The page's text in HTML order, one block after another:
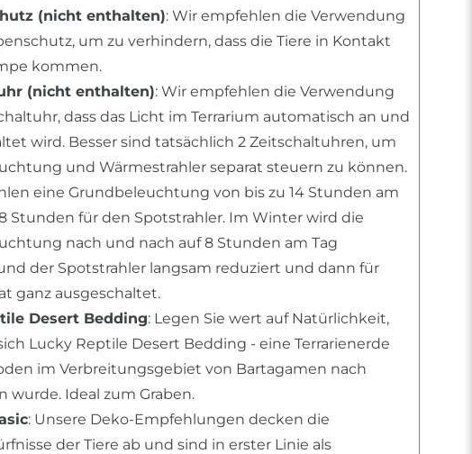
(nicht enthalten): Wir empfehlen die Verwendung
um zu verhindern, dass die Tiere in Kontakt
kommen.
(nicht enthalten): Wir empfehlen die Verwendung
dass das Licht im Terrarium automatisch an und
wird. Besser sind tatsächlich 2 Zeitschaltuhren, um
und Wärmestrahler separat steuern zu können.
eine Grundbeleuchtung von bis zu 14 Stunden am
Stunden für den Spotstrahler. Im Winter wird die
nach und nach auf 8 Stunden am Tag
der Spotstrahler langsam reduziert und dann für
ganz ausgeschaltet.
Desert Bedding: Legen Sie wert auf Natürlichkeit,
Lucky Reptile Desert Bedding - eine Terrarienerde
im Verbreitungsgebiet von Bartagamen nach
wurde. Ideal zum Graben.
: Unsere Deko-Empfehlungen decken die
der Tiere ab und sind in erster Linie als